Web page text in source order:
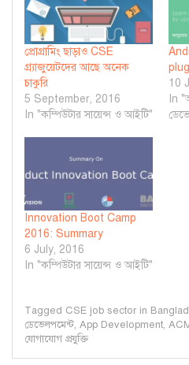
প্রোগ্রামিং ছাড়াও CSE
গ্র্যাজুয়েটদের আছে অনেক
চাকুরি
5 September, 2016
In "কম্পিউটার সায়েন্স ও আইটি"
10
In
Innovation Boot Camp
2016: Summary
6 July, 2016
In "কম্পিউটার সায়েন্স ও আইটি"
Tagged CSE job sector in
ডেভেলপমেন্ট, App Development,
যোগাযোগ প্রযুক্তি